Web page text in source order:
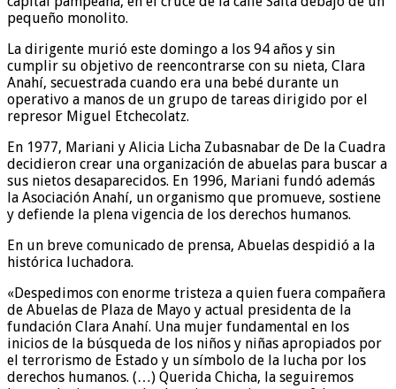
pequeño monolito.
La dirigente murió este domingo a los 94 años y sin
cumplir su objetivo de reencontrarse con su nieta, Clara
Anahí, secuestrada cuando era una bebé durante un
operativo a manos de un grupo de tareas dirigido por el
represor Miguel Etchecolatz.
En 1977, Mariani y Alicia Licha Zubasnabar de De la Cuadra
decidieron crear una organización de abuelas para buscar a
sus nietos desaparecidos. En 1996, Mariani fundó además
la Asociación Anahí, un organismo que promueve, sostiene
y defiende la plena vigencia de los derechos humanos.
En un breve comunicado de prensa, Abuelas despidió a la
histórica luchadora.
«Despedimos con enorme tristeza a quien fuera compañera
de Abuelas de Plaza de Mayo y actual presidenta de la
fundación Clara Anahí. Una mujer fundamental en los
inicios de la búsqueda de los niños y niñas apropiados por
el terrorismo de Estado y un símbolo de la lucha por los
derechos humanos. (…) Querida Chicha, la seguiremos